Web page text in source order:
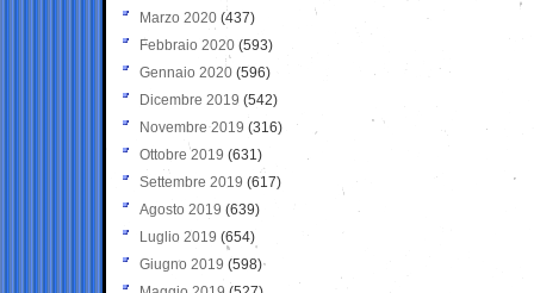
Marzo 2020 (437)
Febbraio 2020 (593)
Gennaio 2020 (596)
Dicembre 2019 (542)
Novembre 2019 (316)
Ottobre 2019 (631)
Settembre 2019 (617)
Agosto 2019 (639)
Luglio 2019 (654)
Giugno 2019 (598)